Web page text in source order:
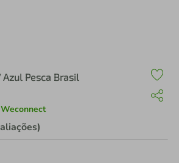
Pesca Brasil
Weconnect